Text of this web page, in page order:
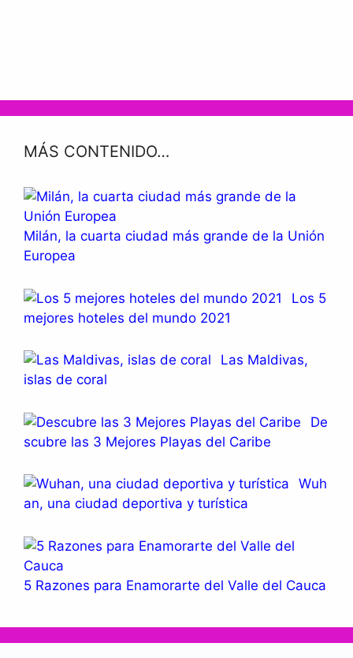
MÁS CONTENIDO…
Milán, la cuarta ciudad más grande de la Unión
Europea
Los 5
mejores hoteles del mundo 2021
Las Maldivas,
islas de coral
De
scubre las 3 Mejores Playas del Caribe
Wuh
an, una ciudad deportiva y turística
5 Razones para Enamorarte del Valle del Cauca